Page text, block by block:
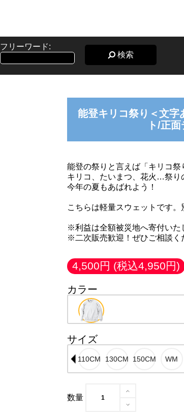
フリーワード:
検索
能登キリコ祭り＜文字
ト/正
能登の祭りと言えば「キリコ祭
キリコ、たいまつ、花火…祭り
今年の夏もあばれよう！
こちらは軽量スウェットです。
※利益は全額被災地へ寄付いた
※二次販売歓迎！ぜひご相談く
4,500円 (税込4,950円)
カラー
サイズ
数量